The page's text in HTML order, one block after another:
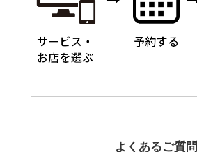
よくあるご質問